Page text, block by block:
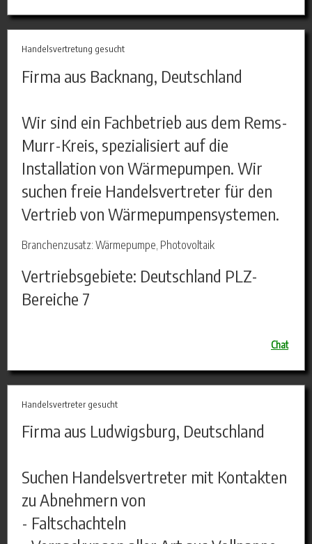
Handelsvertretung gesucht
Firma aus Backnang, Deutschland
Wir sind ein Fachbetrieb aus dem Rems-
Murr-Kreis, spezialisiert auf die
Installation von Wärmepumpen. Wir
suchen freie Handelsvertreter für den
Vertrieb von Wärmepumpensystemen.
Branchenzusatz: Wärmepumpe, Photovoltaik
Vertriebsgebiete: Deutschland PLZ-
Bereiche 7
Chat
Handelsvertreter gesucht
Firma aus Ludwigsburg, Deutschland
Suchen Handelsvertreter mit Kontakten
zu Abnehmern von
- Faltschachteln